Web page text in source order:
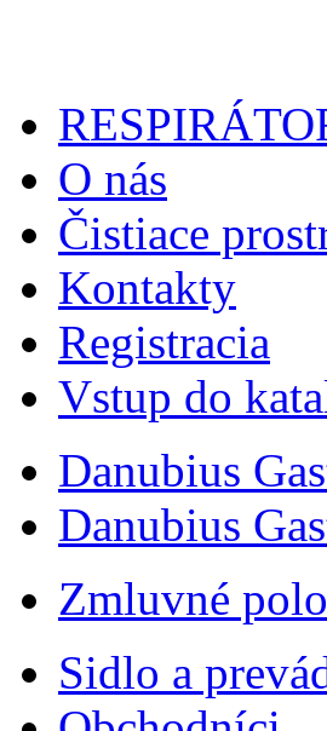
O nás
Čistiace
Kontakty
Registracia
Vstup do
Danubius
Danubius
Zmluvné
Sidlo a